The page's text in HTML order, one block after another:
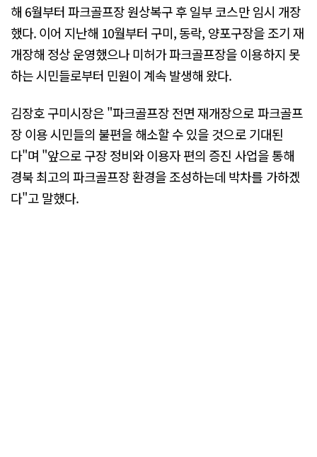
해 6월부터 파크골프장 원상복구 후 일부 코스만 임시 개장
했다. 이어 지난해 10월부터 구미, 동락, 양포구장을 조기 재
개장해 정상 운영했으나 미허가 파크골프장을 이용하지 못
하는 시민들로부터 민원이 계속 발생해 왔다.
김장호 구미시장은 "파크골프장 전면 재개장으로 파크골프
장 이용 시민들의 불편을 해소할 수 있을 것으로 기대된
다"며 "앞으로 구장 정비와 이용자 편의 증진 사업을 통해
경북 최고의 파크골프장 환경을 조성하는데 박차를 가하겠
다"고 말했다.